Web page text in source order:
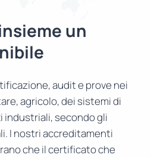
un
audit e prove nei
agricolo, dei sistemi di
secondo gli
I nostri accreditamenti
che il certificato che